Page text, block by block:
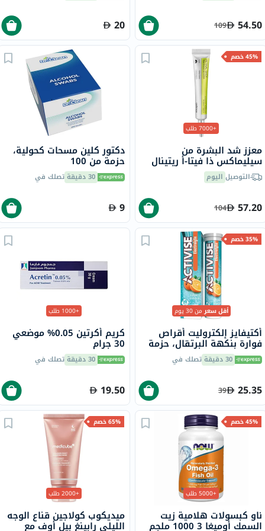
54.50
109
20
45% خصم
+7000 طلب
معزز شد البشرة من
سيليماكس ذا فيتا-أ ريتينال
شوت، 15 مل
التوصيل اليوم
57.20
104
دكتور كلين مسحات كحولية،
حزمة من 100
30 دقيقة تصلك في
9
35% خصم
أقل سعرمن 30 يوم
أكتيفايز إلكتروليت أقراص
فوارة بنكهة البرتقال، حزمة
من 20 30 دقيقة تصلك في
25.35
39
+1000 طلب
كريم أكرتين 0.05% موضعي
30 جرام
30 دقيقة تصلك في
19.50
45% خصم
+5000 طلب
ناو كبسولات هلامية زيت
السمك أوميغا 3 1000 ملجم
65% خصم
+2000 طلب
ميديكوب كولاجين قناع الوجه
الليلي رابينغ بيل أوف مع